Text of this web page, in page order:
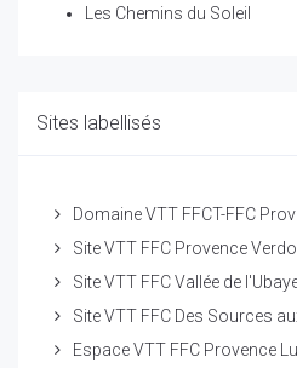
Les Chemins du Soleil
Sites labellisés
Domaine VTT FFCT-FFC
Site VTT FFC Provence
Site VTT FFC Vallée de
Site VTT FFC Des Sources
Espace VTT FFC Provence